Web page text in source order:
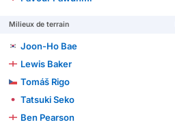
Milieux de terrain
Joon-Ho Bae
Lewis Baker
Tomáš Rigo
Tatsuki Seko
Ben Pearson